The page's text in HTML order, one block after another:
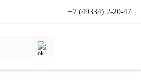
+7 (49334) 2-20-47